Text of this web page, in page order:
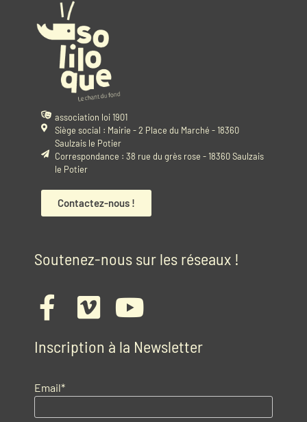
association loi 1901
Siège social : Mairie - 2 Place du Marché - 18360
Saulzais le Potier
Correspondance : 38 rue du grès rose - 18360 Saulzais
le Potier
Contactez-nous !
Soutenez-nous sur les réseaux !
Inscription à la Newsletter
Email*